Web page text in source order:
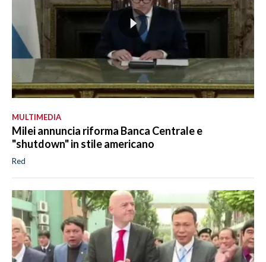
MULTIMEDIA
Milei annuncia riforma Banca Centrale e
"shutdown" in stile americano
Red